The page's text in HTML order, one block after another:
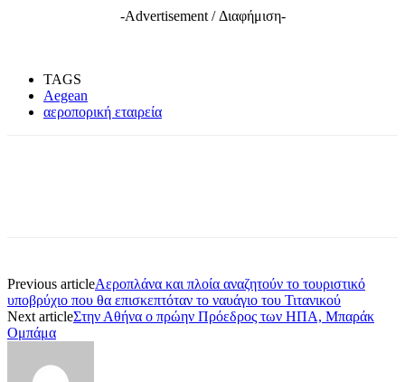
-Advertisement / Διαφήμιση-
TAGS
Aegean
αεροπορική εταιρεία
Previous articleΑεροπλάνα και πλοία αναζητούν το τουριστικό
υποβρύχιο που θα επισκεπτόταν το ναυάγιο του Τιτανικού
Next articleΣτην Αθήνα ο πρώην Πρόεδρος των ΗΠΑ, Μπαράκ
Ομπάμα